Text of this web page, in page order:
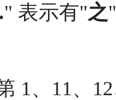
." 表示有"之
1、11、